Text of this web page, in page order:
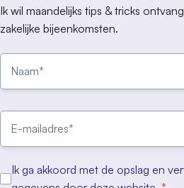
Ik wil maandelijks tips & tricks
zakelijke bijeenkomsten.
Ik ga akkoord met de opslag en